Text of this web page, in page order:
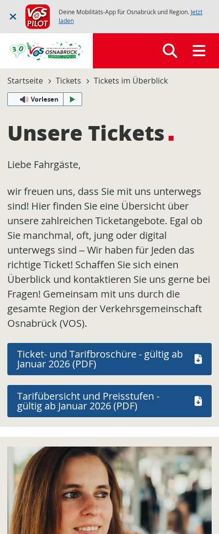
Deine Mobilitäts-App für Osnabrück und Region. Jetzt
laden
Startseite Tickets Tickets im Überblick
Vorlesen
Unsere Tickets
Liebe Fahrgäste,
wir freuen uns, dass Sie mit uns unterwegs
sind! Hier finden Sie eine Übersicht über
unsere zahlreichen Ticketangebote. Egal ob
Sie manchmal, oft, jung oder digital
unterwegs sind – Wir haben für Jeden das
richtige Ticket! Schaffen Sie sich einen
Überblick und kontaktieren Sie uns gerne bei
Fragen! Gemeinsam mit uns durch die
gesamte Region der Verkehrsgemeinschaft
Osnabrück (VOS).
Ticket- und Tarifbroschüre - gültig ab
Januar 2026 (PDF)
Tarifübersicht und Preisstufen -
gültig ab Januar 2026 (PDF)